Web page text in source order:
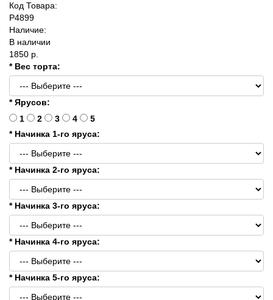
Код Товара:
P4899
Наличие:
В наличии
1850 р.
* Вес торта:
* Ярусов:
1
2 3 4
5
* Начинка 1-го яруса:
* Начинка 2-го яруса:
* Начинка 3-го яруса:
* Начинка 4-го яруса:
* Начинка 5-го яруса: